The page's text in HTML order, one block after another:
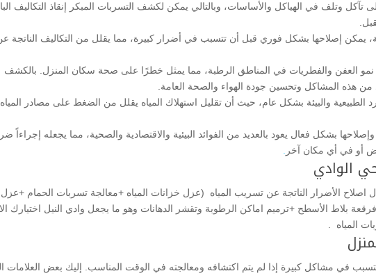
تآكل وتلف في الهياكل والأساسات، وبالتالي يمكن لكشف التسربات المبكر إنقاذ التكاليف
يمكن إصلاحها بشكل فوري قبل أن تتسبب في أضرار كبيرة، مما يقلل من التكاليف الناتجة
نمو العفن والفطريات في المناطق الرطبة، مما يمثل خطرًا على صحة سكان المنزل. بالكشف
من هذه المشاكل وتحسين جودة الهواء والصحة العامة.
الطبيعية والبيئة بشكل عام، حيث أن تقليل استهلاك المياه يقلل من الضغط على مصادر المياه
بشكل فعال يعود بالعديد من الفوائد البيئية والاقتصادية والصحية، مما يجعله إجراءاً
أو في أي مكان آخر
الوادي
الأضرار الناتجة عن تسريب المياه (عزل خزانات المياه +معالجة تسربات الحمام +عزل
بلاط الأسطح +ترميم اماكن الرطوبة وتقشر الدهانات وهو ما يجعل وادي النيل اختيارك
المياه .
في مشاكل كبيرة إذا لم يتم اكتشافه ومعالجته في الوقت المناسب. إليك بعض العلامات